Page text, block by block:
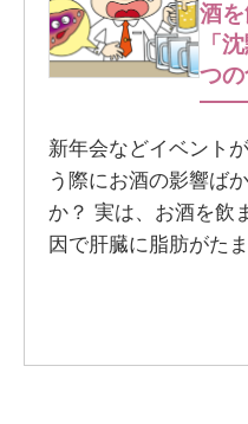
酒を
「
つ
新年会などイベント
う際にお酒の影響ば
か？ 実は、お酒を飲
因で肝臓に脂肪がた